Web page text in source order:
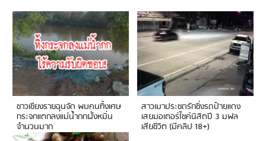
ชาวเชียงรายฉุนจัด พบคนทิ้งเศษ
กระจกแตกลงแม่น้ำกกฝั่งหมิ่น
จำนวนมาก
สาวเมาประชดรักซิ่งรถป้ายแดง
เสยมอเตอร์ไซค์นิสิตปี 3 มฟล
เสียชีวิต (มีคลิป 18+)